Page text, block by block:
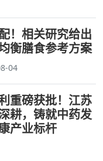
！相关研究给出
衡膳食参考方案
04
重磅获批！江苏
耕，铸就中药发
产业标杆